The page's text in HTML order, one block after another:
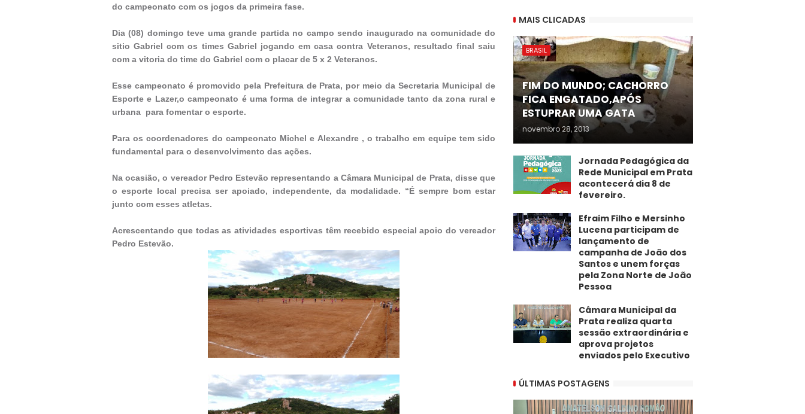
do campeonato com os jogos da primeira fase.
Dia (08) domingo teve uma grande partida no campo sendo inaugurado na comunidade do
sitio Gabriel com os times Gabriel jogando em casa contra Veteranos, resultado final saiu
com a vitoria do time do Gabriel com o placar de 5 x 2 Veteranos.
Esse campeonato é promovido pela Prefeitura de Prata, por meio da Secretaria Municipal de
Esporte e Lazer,o campeonato é uma forma de integrar a comunidade tanto da zona rural e
urbana para fomentar o esporte.
Para os coordenadores do campeonato Michel e Alexandre , o trabalho em equipe tem sido
fundamental para o desenvolvimento das ações.
Na ocasião, o vereador Pedro Estevão representando a Câmara Municipal de Prata, disse que
o esporte local precisa ser apoiado, independente, da modalidade. “É sempre bom estar
junto com esses atletas.
Acrescentando que todas as atividades esportivas têm recebido especial apoio do vereador
Pedro Estevão.
MAIS CLICADAS
BRASIL
FIM DO MUNDO; CACHORRO
FICA ENGATADO,APÓS
ESTUPRAR UMA GATA
novembro 28, 2013
Jornada Pedagógica da
Rede Municipal em Prata
acontecerá dia 8 de
fevereiro.
Efraim Filho e Mersinho
Lucena participam de
lançamento de
campanha de João dos
Santos e unem forças
pela Zona Norte de João
Pessoa
Câmara Municipal da
Prata realiza quarta
sessão extraordinária e
aprova projetos
enviados pelo Executivo
ÚLTIMAS POSTAGENS